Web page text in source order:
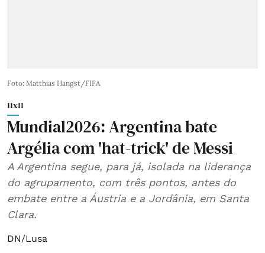
Foto: Matthias Hangst/FIFA
11x11
Mundial2026: Argentina bate
Argélia com 'hat-trick' de Messi
A Argentina segue, para já, isolada na liderança
do agrupamento, com três pontos, antes do
embate entre a Áustria e a Jordânia, em Santa
Clara.
DN/Lusa